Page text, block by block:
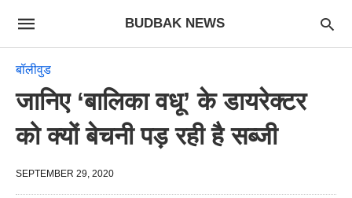
BUDBAK NEWS
बॉलीवुड
जानिए ‘बालिका वधू’ के डायरेक्टर
को क्यों बेचनी पड़ रही है सब्जी
SEPTEMBER 29, 2020